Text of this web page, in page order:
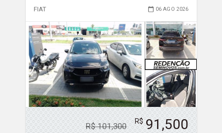
FIAT 06 AGO 2026
R$101,300 R$ 91,500